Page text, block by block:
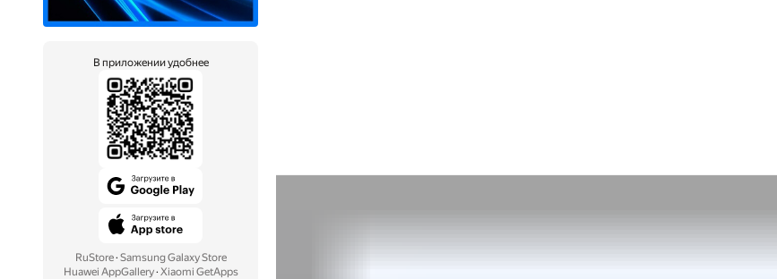
В приложении удобнее
RuStore· Samsung Galaxy Store
Huawei AppGallery· Xiaomi GetApps